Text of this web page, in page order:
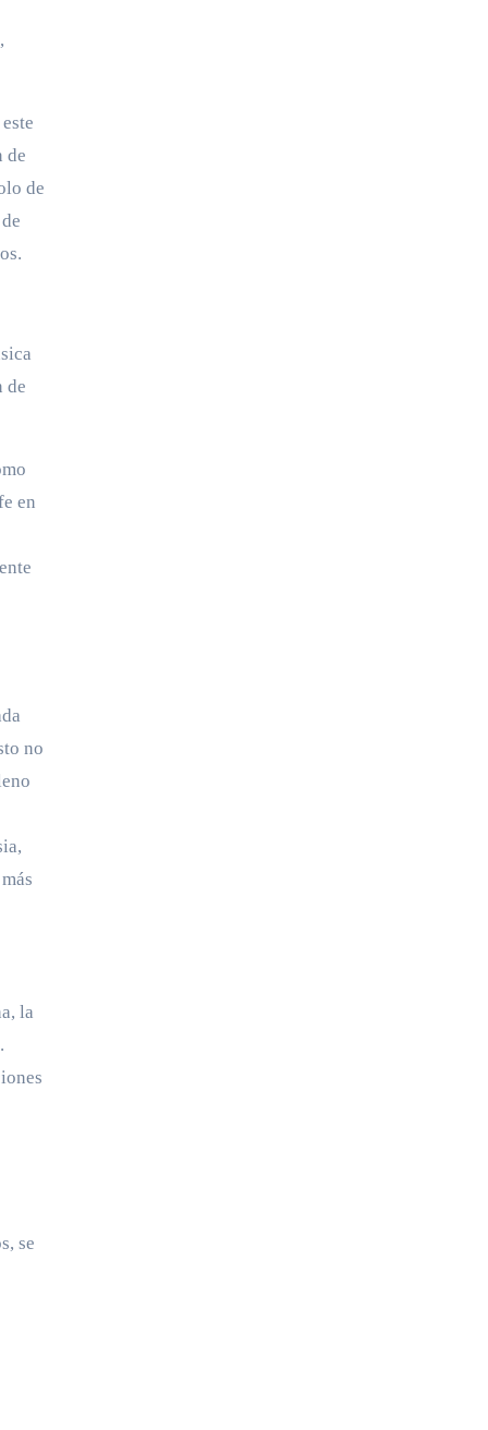
de
de
de
en
no
la
se